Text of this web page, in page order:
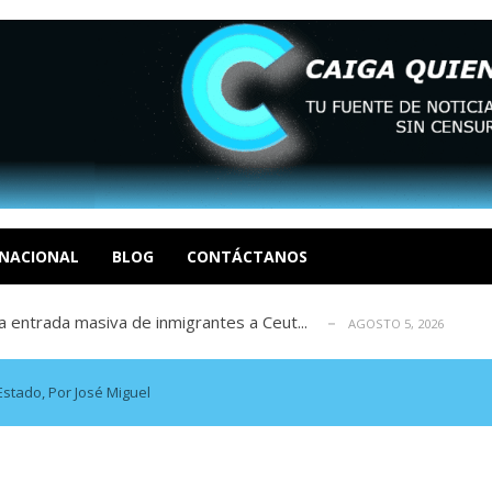
BLOG CONTÁCTANOS
I por la libertad inmediata de l... AGOSTO 5, 2026
revisión de su solicitud de l... AGOSTO 5, 2026
según ONG AGOSTO 5, 2026
entrada masiva de inmigrantes a Ceut...
La tragedia de Venezuela no admi... AGOSTO 5, 2026
I por la libertad inmediata de l... AGOSTO 5, 2026
revisión de su solicitud de l...
según ONG AGOSTO 5, 2026
Por José Miguel